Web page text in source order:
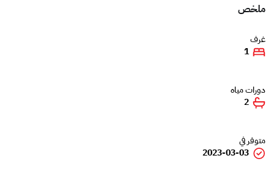
ملخص
غرف
1
دورات مياه
2
متوفر في
2023-03-03